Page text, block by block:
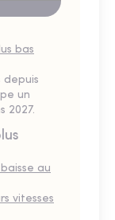
bas
depuis
un
2027.
au
vitesses